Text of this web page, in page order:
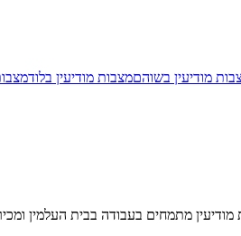
מודיעין בשוהםמצבות מודיעין בלוד
מתמחים בעבודה בבית העלמין